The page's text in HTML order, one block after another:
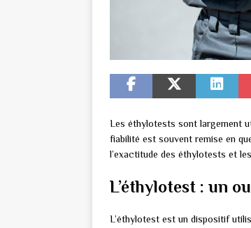
Les éthylotests sont largement
fiabilité est souvent remise en
l’exactitude des éthylotests et
L’éthylotest : un
L’éthylotest est un dispositif